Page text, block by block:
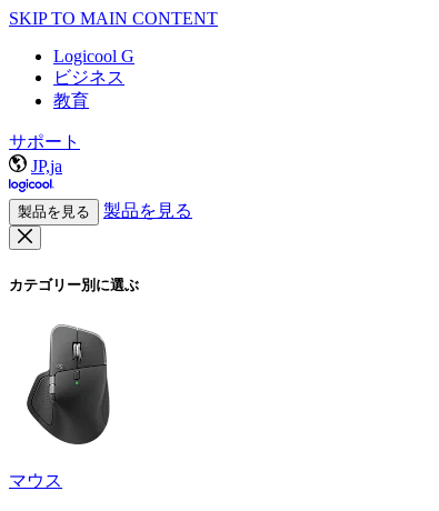
SKIP TO MAIN CONTENT
Logicool G
ビジネス
教育
サポート
JP,ja
製品を見る 製品を見る
カテゴリー別に選ぶ
マウス